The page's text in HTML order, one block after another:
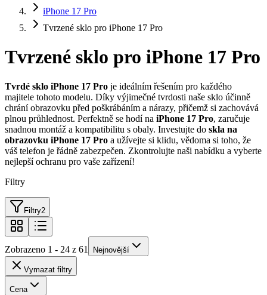
iPhone 17 Pro
Tvrzené sklo pro iPhone 17 Pro
Tvrzené sklo pro iPhone 17 Pro
Tvrdé sklo iPhone 17 Pro je ideálním řešením pro každého
majitele tohoto modelu. Díky výjimečné tvrdosti naše sklo účinně
chrání obrazovku před poškrábáním a nárazy, přičemž si zachovává
plnou průhlednost. Perfektně se hodí na iPhone 17 Pro, zaručuje
snadnou montáž a kompatibilitu s obaly. Investujte do skla na
obrazovku iPhone 17 Pro a užívejte si klidu, vědoma si toho, že
váš telefon je řádně zabezpečen. Zkontrolujte naši nabídku a vyberte
nejlepší ochranu pro vaše zařízení!
Filtry
Filtry2
Zobrazeno 1 - 24 z 61 Nejnovější
Vymazat filtry
Cena